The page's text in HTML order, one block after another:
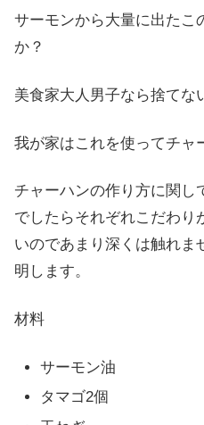
サーモンから大量に出たこ
か？
美食家大人男子なら捨てな
我が家はこれを使ってチャ
チャーハンの作り方に関し
でしたらそれぞれこだわり
いのであまり深くは触れま
明します。
材料
サーモン油
タマゴ2個